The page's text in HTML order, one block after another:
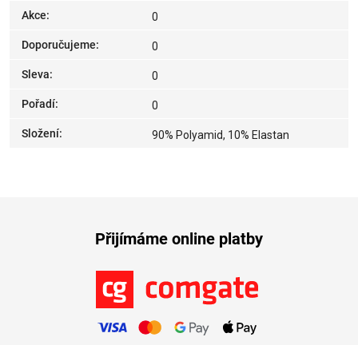
Akce: 0
Doporučujeme: 0
Sleva: 0
Pořadí: 0
Složení: 90% Polyamid, 10% Elastan
Přijímáme online platby